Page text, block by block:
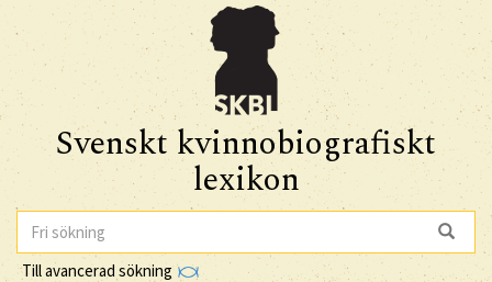
Svenskt kvinnobiografiskt
lexikon
Till avancerad sökning